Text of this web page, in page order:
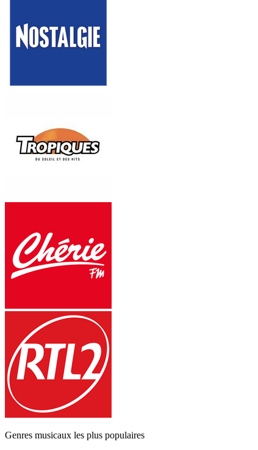
Genres musicaux les plus populaires